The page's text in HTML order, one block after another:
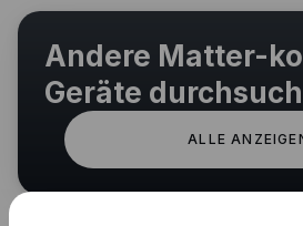
Andere Matter-
Geräte
ALLE